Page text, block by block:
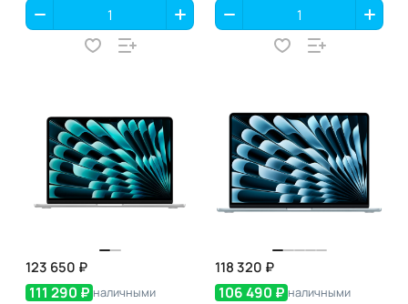
123 650 ₽
111 290 ₽ наличными
118 320 ₽
106 490 ₽ наличными